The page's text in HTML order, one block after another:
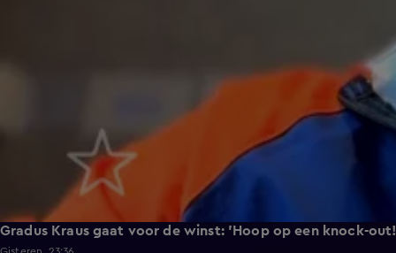
Gradus Kraus gaat voor de winst: 'Hoop op een knock-